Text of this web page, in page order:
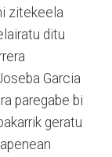
zitekeela
ditu
Garcia
paregabe bi
geratu